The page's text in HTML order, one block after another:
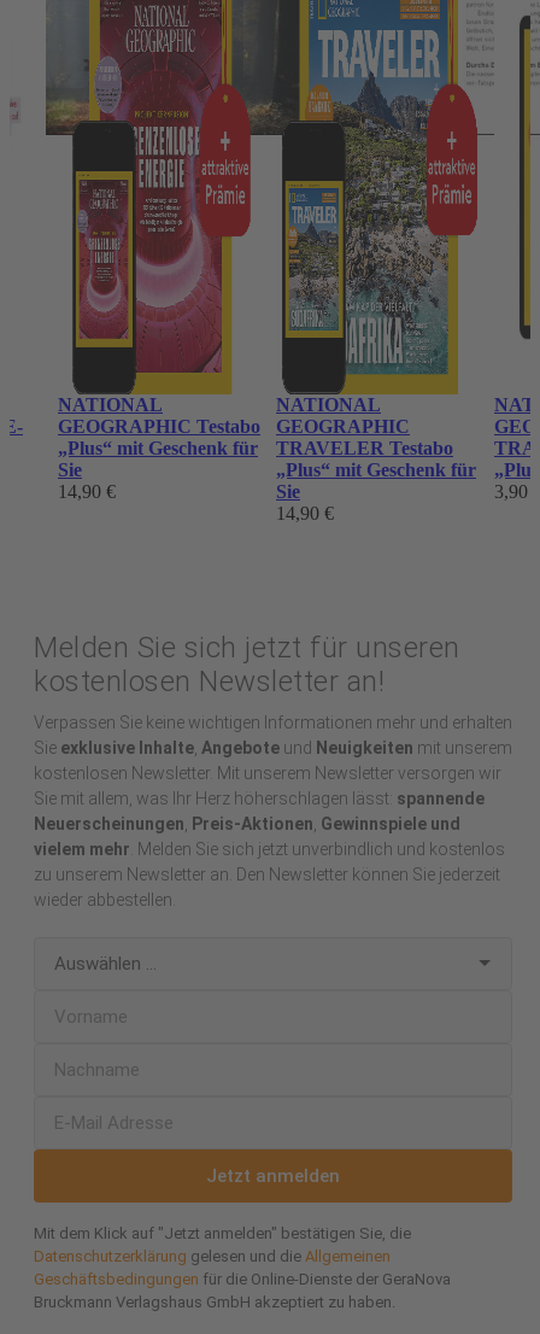
E-
NATIONAL
GEOGRAPHIC Testabo
„Plus“ mit Geschenk für
Sie
14,90 €
NATIONAL
GEOGRAPHIC
TRAVELER Testabo
„Plus“ mit Geschenk für
Sie
14,90 €
3,90
Melden Sie sich jetzt für unseren
kostenlosen Newsletter an!
Verpassen Sie keine wichtigen Informationen mehr und erhalten
Sie exklusive Inhalte, Angebote und Neuigkeiten mit unserem
kostenlosen Newsletter. Mit unserem Newsletter versorgen wir
Sie mit allem, was Ihr Herz höherschlagen lässt: spannende
Neuerscheinungen, Preis-Aktionen, Gewinnspiele und
vielem mehr . Melden Sie sich jetzt unverbindlich und kostenlos
zu unserem Newsletter an. Den Newsletter können Sie jederzeit
wieder abbestellen.
Jetzt anmelden
Mit dem Klick auf "Jetzt anmelden" bestätigen Sie, die
Datenschutzerklärung gelesen und die Allgemeinen
Geschäftsbedingungen für die Online-Dienste der GeraNova
Bruckmann Verlagshaus GmbH akzeptiert zu haben.